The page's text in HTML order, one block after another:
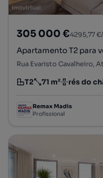
305 000 €4295,77
Apartamento T2 para
Rua Evaristo Cavalheiro,
Tipologia
T2
Preço por metro
71 m²
Andar rés do
Remax Madis
Profissional